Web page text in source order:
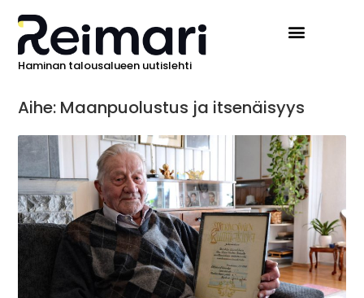
Haminan talousalueen uutislehti
Aihe: Maanpuolustus ja itsenäisyys